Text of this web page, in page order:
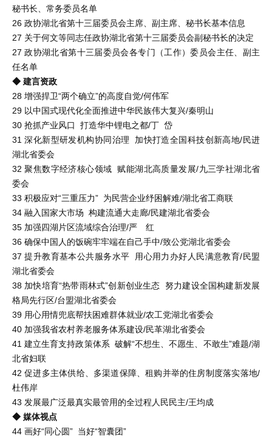
秘书长、常务委员名单
26 政协湖北省第十三届委员会主席、副主席、秘书长基本信息
27 关于何文等同志任政协湖北省第十三届委员会副秘书长的决定
27 政协湖北省第十三届委员会各专门（工作）委员会主任、副主
任名单
◆ 建言资政
28 增强捍卫“两个确立”的高度自觉/何伟军
29 以中国式现代化全面推进中华民族伟大复兴/秦明山
30 抢抓产业风口 打造华中锂电之都/丁 岱
31 深化新型研发机构协同治理 加快打造全国科技创新高地/民进
湖北省委会
32 聚焦数字经济核心领域 赋能湖北高质量发展/九三学社湖北省
委会
33 积极应对“三重压力” 为民营企业纾困解难/湖北省工商联
34 融入国家大市场 构建流通大走廊/民建湖北省委会
35 加强四湖片区流域综合治理/严 红
36 确保中国人的饭碗牢牢端在自己手中/致公党湖北省委会
37 提升教育基本公共服务水平 用心用力办好人民满意教育/民盟
湖北省委会
38 加快培育“热带雨林式”创新创业生态 努力建设全国构建新发展
格局先行区/台盟湖北省委会
39 用心用情兜底帮扶困难群体就业/农工党湖北省委会
40 加强我省农村养老服务体系建设/民革湖北省委会
41 建立生育支持政策体系 破解“不想生、不愿生、不敢生”难题/湖
北省妇联
42 促进多主体供给、多渠道保障、租购并举的住房制度落实落地/
杜伟岸
43 发展最广泛最真实最管用的全过程人民民主/王均成
◆ 媒体视点
44 画好“同心圆” 当好“智囊团”